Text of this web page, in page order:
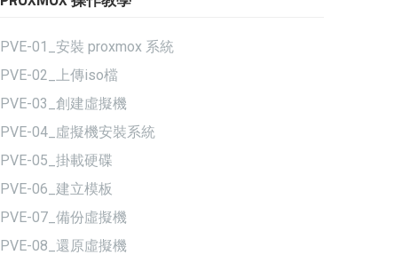
PVE-01_安裝 proxmox 系統
PVE-02_上傳iso檔
PVE-03_創建虛擬機
PVE-04_虛擬機安裝系統
PVE-05_掛載硬碟
PVE-06_建立模板
PVE-07_備份虛擬機
PVE-08_還原虛擬機